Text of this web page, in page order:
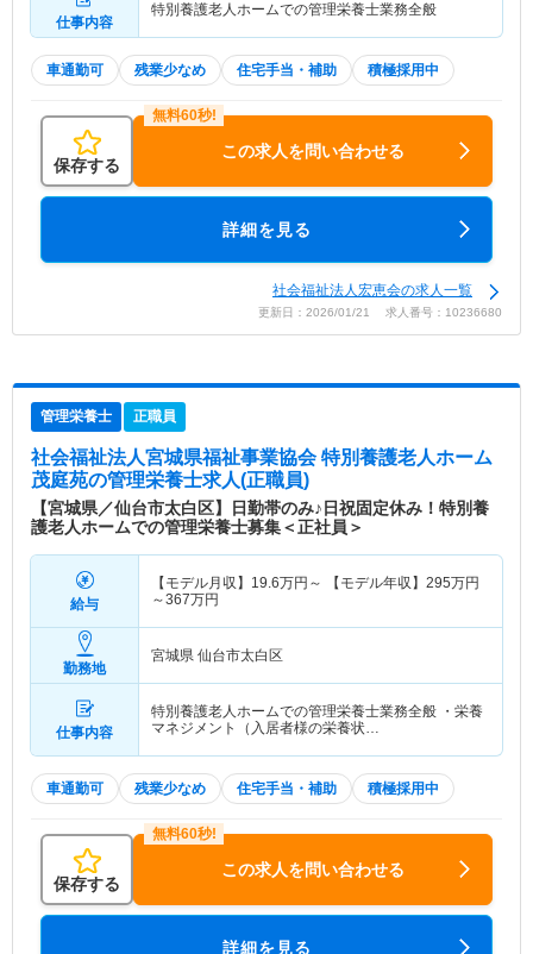
仕事内容
特別養護老人ホームでの管理栄養士業務全般
車通勤可 残業少なめ 住宅手当・補助 積極採用中
保存する
この求人を問い合わせる
詳細を見る
社会福祉法人宏恵会の求人一覧
更新日：2026/01/21 求人番号：10236680
管理栄養士 正職員
社会福祉法人宮城県福祉事業協会 特別養護老人ホーム
茂庭苑の管理栄養士求人(正職員)
【宮城県／仙台市太白区】日勤帯のみ♪日祝固定休み！特別養
護老人ホームでの管理栄養士募集＜正社員＞
給与
【モデル月収】 19.6万円～ 【モデル年収】 295万円
～367万円
勤務地
宮城県 仙台市太白区
仕事内容
特別養護老人ホームでの管理栄養士業務全般 ・栄養
マネジメント（入居者様の栄養状…
車通勤可 残業少なめ 住宅手当・補助 積極採用中
保存する
この求人を問い合わせる
詳細を見る